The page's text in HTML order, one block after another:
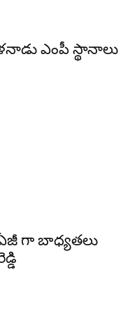
ఎంపీ స్థానాలు
గా బాధ్యతలు